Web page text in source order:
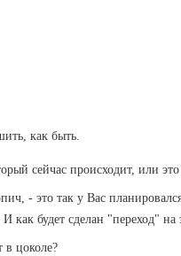
как быть.
сейчас происходит, или
- это так у Вас
как будет сделан "переход"
цоколе?